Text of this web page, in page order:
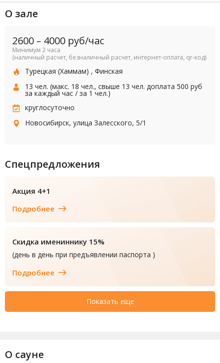
О зале
2600 – 4000 руб/час
Минимум 2 часа
(наличный расчет, безналичный расчет, интернет-оплата, qr-код)
Турецкая (Хаммам) , Финская
13 чел. (макс. 18 чел., свыше 13 чел. доплата 500 руб
за каждый час / за 1 чел.)
круглосуточно
Новосибирск, улица Залесского, 5/1
Спецпредложения
Акция 4+1
Подробнее
Скидка имениннику 15%
(день в день при предъявлении паспорта )
Подробнее
Показать еще
О сауне